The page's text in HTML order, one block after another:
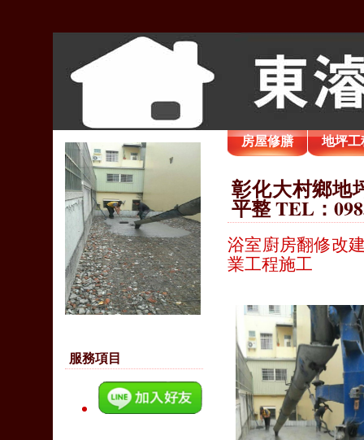
服務項目
房屋修膳 地坪工
彰化大村鄉地
平整 TEL：
浴室廚房翻修改
業工程施工